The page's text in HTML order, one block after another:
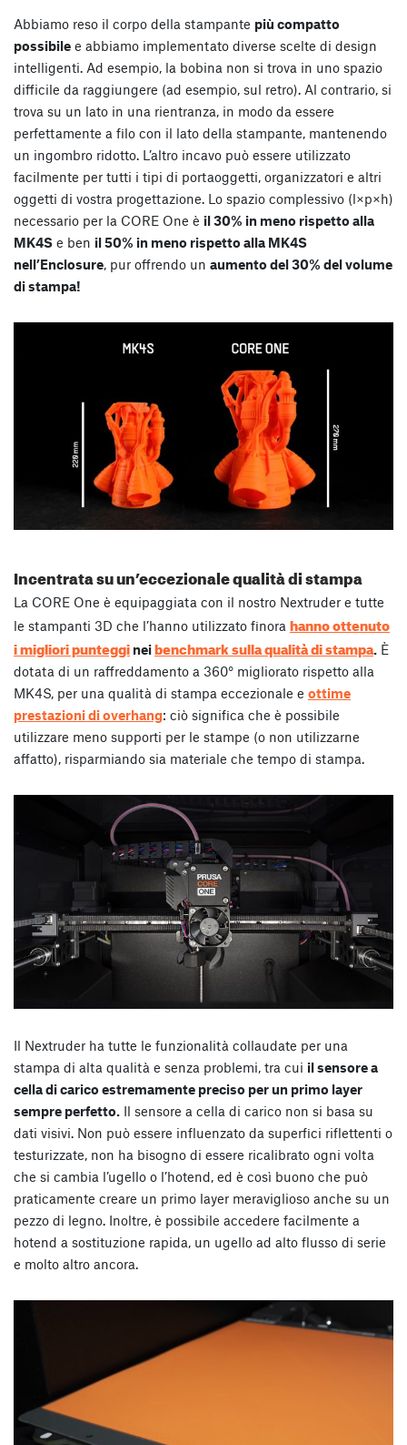
Abbiamo reso il corpo della stampante più compatto
possibile e abbiamo implementato diverse scelte di design
intelligenti. Ad esempio, la bobina non si trova in uno spazio
difficile da raggiungere (ad esempio, sul retro). Al contrario, si
trova su un lato in una rientranza, in modo da essere
perfettamente a filo con il lato della stampante, mantenendo
un ingombro ridotto. L’altro incavo può essere utilizzato
facilmente per tutti i tipi di portaoggetti, organizzatori e altri
oggetti di vostra progettazione. Lo spazio complessivo (l×p×h)
necessario per la CORE One è il 30% in meno rispetto alla
MK4S e ben il 50% in meno rispetto alla MK4S
nell’Enclosure, pur offrendo un aumento del 30% del volume
di stampa!
Incentrata su un’eccezionale qualità di stampa
La CORE One è equipaggiata con il nostro Nextruder e tutte
le stampanti 3D che l’hanno utilizzato finora hanno ottenuto
i migliori punteggi neibenchmark sulla qualità di stampa. È
dotata di un raffreddamento a 360° migliorato rispetto alla
MK4S, per una qualità di stampa eccezionale e ottime
prestazioni di overhang: ciò significa che è possibile
utilizzare meno supporti per le stampe (o non utilizzarne
affatto), risparmiando sia materiale che tempo di stampa.
Il Nextruder ha tutte le funzionalità collaudate per una
stampa di alta qualità e senza problemi, tra cui il sensore a
cella di carico estremamente preciso per un primo layer
sempre perfetto. Il sensore a cella di carico non si basa su
dati visivi. Non può essere influenzato da superfici riflettenti o
testurizzate, non ha bisogno di essere ricalibrato ogni volta
che si cambia l’ugello o l’hotend, ed è così buono che può
praticamente creare un primo layer meraviglioso anche su un
pezzo di legno. Inoltre, è possibile accedere facilmente a
hotend a sostituzione rapida, un ugello ad alto flusso di serie
e molto altro ancora.